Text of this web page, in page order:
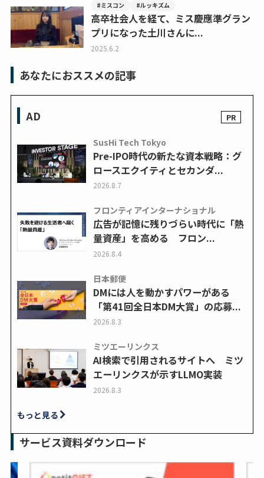
#ミスコン #ルッキズム
高卒社会人を経て、ミス慶應準グラン
プリになった土川さんに...
2025.6.2
あなたにおススメの記事
AD
SusHi Tech Tokyo
Pre-IPO時代の新たな資本戦略：グ
ロースエクイティとセカンダ...
2026.8.7
フロンティアインターナショナル
広告が記憶に残りづらい時代に「熱
量資産」を高める フロン...
2026.8.4
日本郵便
DMには人を動かすパワーがある
「第41回全日本DM大賞」の応募...
2026.8.3
ミツエーリンクス
AI検索で引用されるサイトへ ミツ
エーリンクスが示すLLMO実装
2026.8.3
もっと見る
サービス資料ダウンロード